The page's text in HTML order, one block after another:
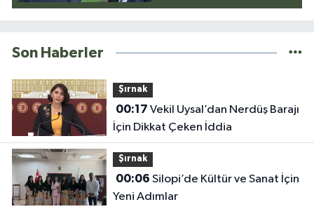
Son Haberler
Şırnak
00:17
İçin Dikkat Çeken İddia
Şırnak
00:06
Yeni Adımlar